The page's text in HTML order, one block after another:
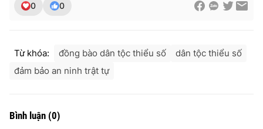
thông tin từ website này.
0 0
Từ khóa: đồng bào dân tộc thiểu số
dân tộc thiểu số
đảm bảo an ninh trật tự
Bình luận (0)